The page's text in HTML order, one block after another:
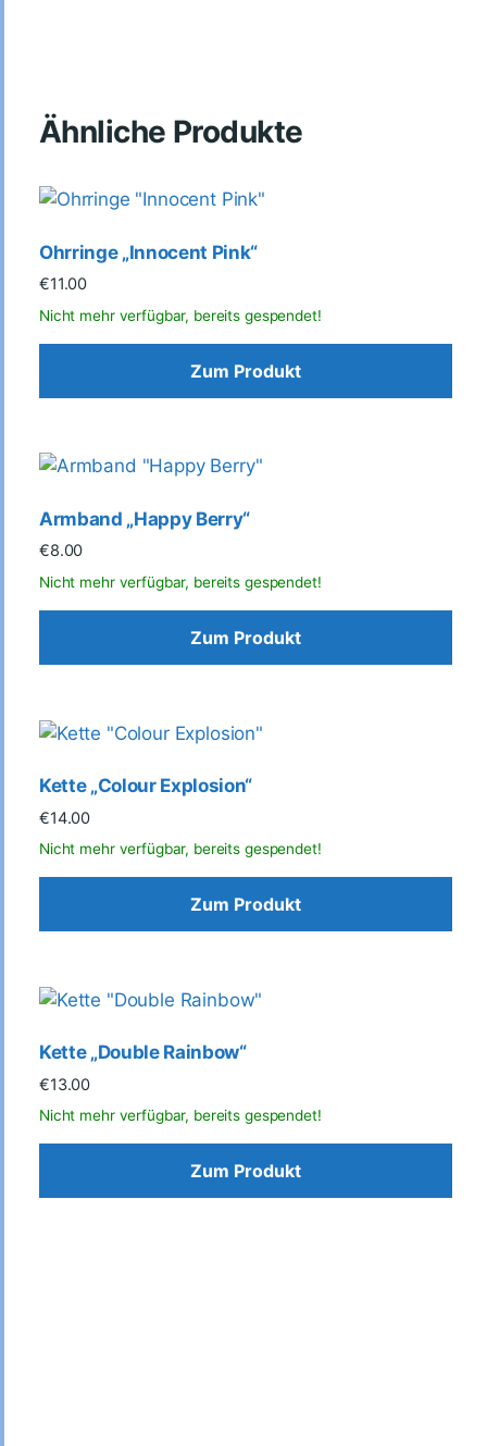
Ähnliche Produkte
Ohrringe „Innocent Pink“
€11.00
Zum Produkt
Armband „Happy Berry“
€8.00
Zum Produkt
Kette „Colour Explosion“
€14.00
Zum Produkt
Kette „Double Rainbow“
€13.00
Zum Produkt